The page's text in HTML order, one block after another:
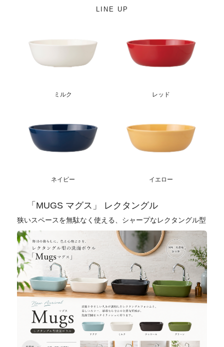
LINE UP
ミルク レッド
ネイビー イエロー
「MUGS マグス」 レクタングル
狭いスペースを無駄なく使える、シャープなレクタングル型